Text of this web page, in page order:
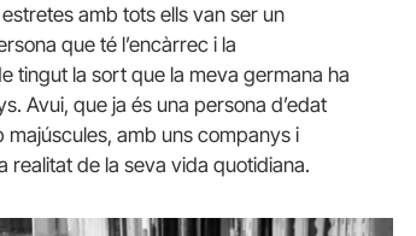
amb tots ells van ser un
que té l’encàrrec i la
tingut la sort que la meva germana ha
Avui, que ja és una persona d’edat
amb uns companys i
de la seva vida quotidiana.